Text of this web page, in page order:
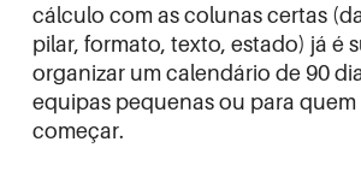
cálculo com as colunas certas
pilar, formato, texto, estado) já é
organizar um calendário de 90
equipas pequenas ou para quem
começar.